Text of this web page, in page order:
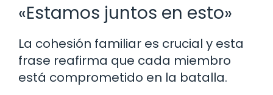
«Estamos juntos en esto»
La cohesión familiar es crucial y esta
frase reafirma que cada miembro
está comprometido en la batalla.